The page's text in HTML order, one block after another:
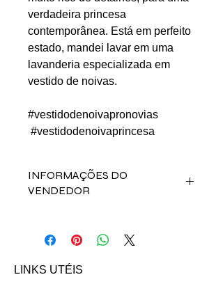
verdadeira princesa
contemporânea. Está em perfeito
estado, mandei lavar em uma
lavanderia especializada em
vestido de noivas.
#vestidodenoivapronovias
#vestidodenoivaprincesa
INFORMAÇÕES DO
VENDEDOR
Arruda nos contatos abaixo:
Email:
pamellaarquitetura@gmail.com
INSTAGRAM
LINKS UTÉIS